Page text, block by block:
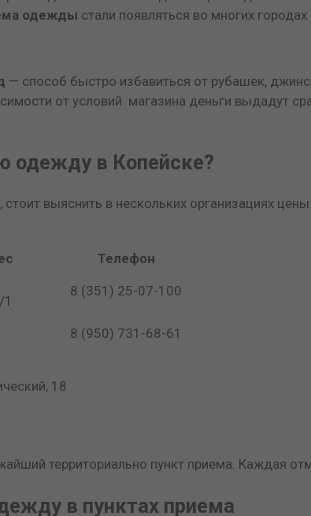
одежды стали появляться во многих
— способ быстро избавиться от рубашек,
от условий магазина деньги выдадут
одежду в Копейске?
стоит выяснить в нескольких организациях
Телефон
8 (351) 25-07-100
8 (950) 731-68-61
18
территориально пункт приема. Каждая
в пунктах приема